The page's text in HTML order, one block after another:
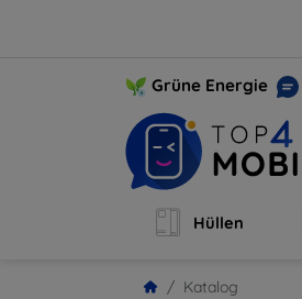
Grüne Energie
Hüllen
Katalog